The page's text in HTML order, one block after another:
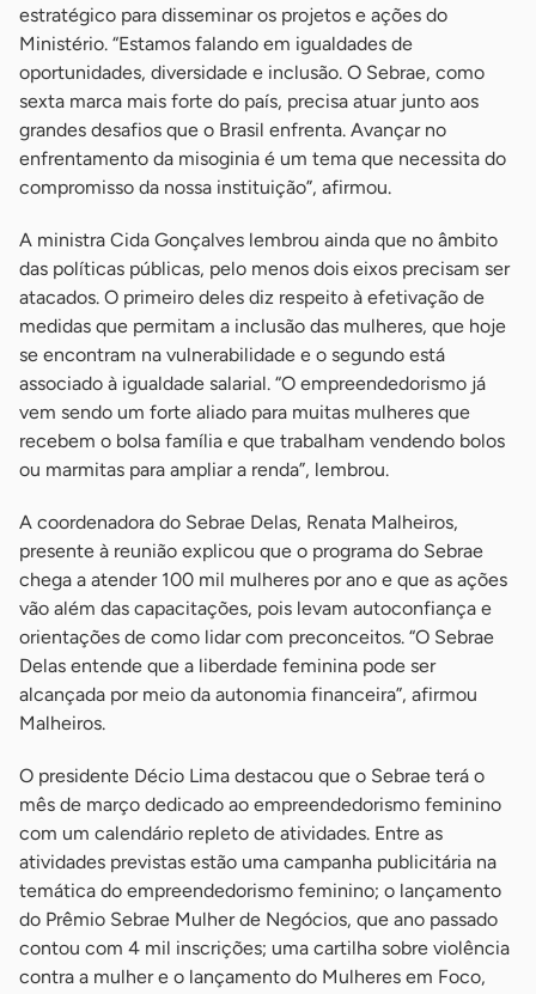
estratégico para disseminar os projetos e ações do
Ministério. “Estamos falando em igualdades de
oportunidades, diversidade e inclusão. O Sebrae, como
sexta marca mais forte do país, precisa atuar junto aos
grandes desafios que o Brasil enfrenta. Avançar no
enfrentamento da misoginia é um tema que necessita do
compromisso da nossa instituição”, afirmou.
A ministra Cida Gonçalves lembrou ainda que no âmbito
das políticas públicas, pelo menos dois eixos precisam ser
atacados. O primeiro deles diz respeito à efetivação de
medidas que permitam a inclusão das mulheres, que hoje
se encontram na vulnerabilidade e o segundo está
associado à igualdade salarial. “O empreendedorismo já
vem sendo um forte aliado para muitas mulheres que
recebem o bolsa família e que trabalham vendendo bolos
ou marmitas para ampliar a renda”, lembrou.
A coordenadora do Sebrae Delas, Renata Malheiros,
presente à reunião explicou que o programa do Sebrae
chega a atender 100 mil mulheres por ano e que as ações
vão além das capacitações, pois levam autoconfiança e
orientações de como lidar com preconceitos. “O Sebrae
Delas entende que a liberdade feminina pode ser
alcançada por meio da autonomia financeira”, afirmou
Malheiros.
O presidente Décio Lima destacou que o Sebrae terá o
mês de março dedicado ao empreendedorismo feminino
com um calendário repleto de atividades. Entre as
atividades previstas estão uma campanha publicitária na
temática do empreendedorismo feminino; o lançamento
do Prêmio Sebrae Mulher de Negócios, que ano passado
contou com 4 mil inscrições; uma cartilha sobre violência
contra a mulher e o lançamento do Mulheres em Foco,